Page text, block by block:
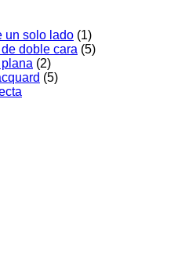
un solo lado (1)
doble cara (5)
(2)
(5)